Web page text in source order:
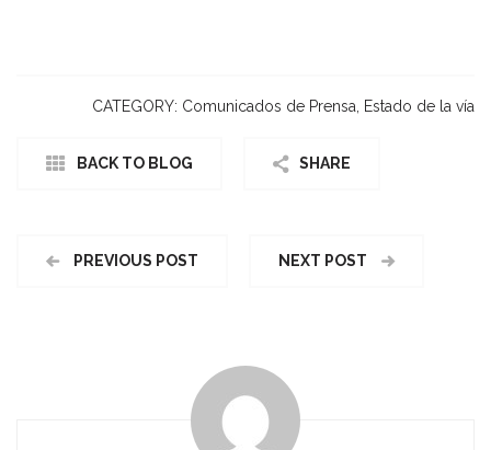
CATEGORY: Comunicados de Prensa Estado de la vía
BACK TO BLOG SHARE
PREVIOUS POST NEXT POST